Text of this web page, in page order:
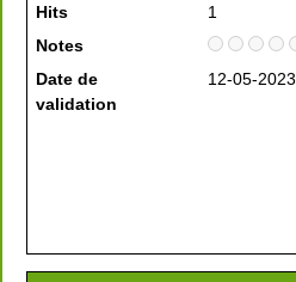
Hits
1
Notes
Date de
validation
12-05-2023